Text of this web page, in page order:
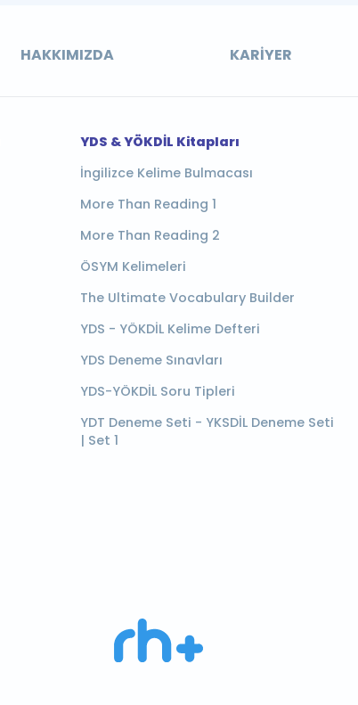
HAKKIMIZDA KARIYER
YDS & YÖKDİL Kitapları
İngilizce Kelime Bulmacası
More Than Reading 1
More Than Reading 2
ÖSYM Kelimeleri
The Ultimate Vocabulary Builder
YDS - YÖKDİL Kelime Defteri
YDS Deneme Sınavları
YDS-YÖKDİL Soru Tipleri
YDT Deneme Seti - YKSDİL Deneme Seti
| Set 1